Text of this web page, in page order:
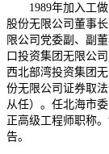
1989年加入工做
股份无限公司董事
限公司党委副、副
口投资集团无限公
西北部湾投资集团
份无限公司证券取
从任）。任北海市
正高级工程师职称
告。